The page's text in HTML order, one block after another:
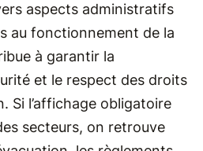
aspects administratifs
au fonctionnement de la
à garantir la
et le respect des droits
Si l’affichage obligatoire
secteurs, on retrouve